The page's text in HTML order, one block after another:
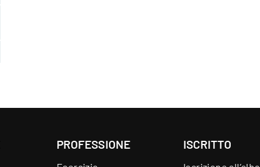
PROFESSIONE ISCRITTO